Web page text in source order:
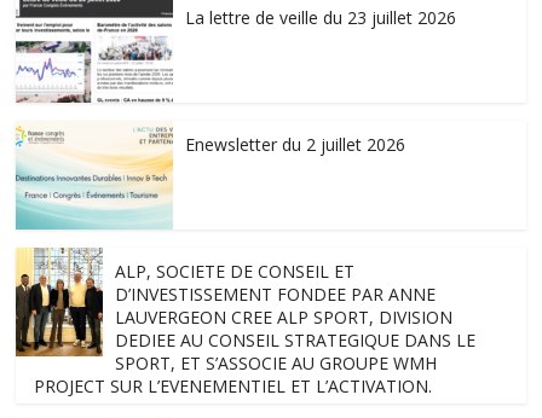
La lettre de veille du 23 juillet 2026
Enewsletter du 2 juillet 2026
ALP, SOCIETE DE CONSEIL ET
D’INVESTISSEMENT FONDEE PAR ANNE
LAUVERGEON CREE ALP SPORT, DIVISION
DEDIEE AU CONSEIL STRATEGIQUE DANS LE
SPORT, ET S’ASSOCIE AU GROUPE WMH
PROJECT SUR L’EVENEMENTIEL ET L’ACTIVATION.